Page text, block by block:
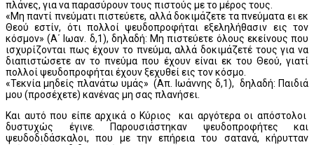
πλάνες, για να παρασύρουν τους πιστούς με το μέρος τους.
«Μη παντί πνεύματι πιστεύετε, αλλά δοκιμάζετε τα πνεύματα ει εκ
Θεού εστίν, ότι πολλοί ψευδοπροφήται εξεληλήθασιν εις τον
κόσμον» (Α΄ Ιωαν. δ,1), δηλαδή: Μη πιστεύετε όλους εκείνους που
ισχυρίζονται πως έχουν το πνεύμα, αλλά δοκιμάζετέ τους για να
διαπιστώσετε αν το πνεύμα που έχουν είναι εκ του Θεού, γιατί
πολλοί ψευδοπροφήται έχουν ξεχυθεί εις τον κόσμο.
«Τεκνία μηδείς πλανάτω υμάς» (Απ. Ιωάννης δ,1), δηλαδή: Παιδιά
μου (προσέχετε) κανένας μη σας πλανήσει.
Και αυτό που είπε αρχικά ο Κύριος και αργότερα οι απόστολοι
δυστυχώς έγινε. Παρουσιάστηκαν ψευδοπροφήτες και
ψευδοδιδάσκαλοι, που με την επήρεια του σατανά, κήρυτταν